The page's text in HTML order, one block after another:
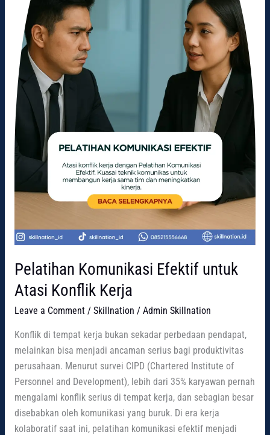
Pelatihan Komunikasi Efektif untuk
Atasi Konflik Kerja
Leave a Comment / Skillnation / Admin Skillnation
Konflik di tempat kerja bukan sekadar perbedaan pendapat,
melainkan bisa menjadi ancaman serius bagi produktivitas
perusahaan. Menurut survei CIPD (Chartered Institute of
Personnel and Development), lebih dari 35% karyawan pernah
mengalami konflik serius di tempat kerja, dan sebagian besar
disebabkan oleh komunikasi yang buruk. Di era kerja
kolaboratif saat ini, pelatihan komunikasi efektif menjadi
Atasi
Konflik
Kerja